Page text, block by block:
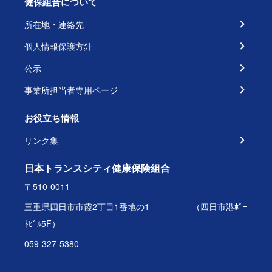
所在地・連絡先
個人情報保護方針
公示
事業所担当者専用ページ
お役立ち情報
リンク集
日本トランスシティ健康保険組合
〒510-0011
三重県四日市市霞2丁目1番地の1 （四日市港ﾎﾟｰ
ﾄﾋﾞﾙ5F）
059-327-5380